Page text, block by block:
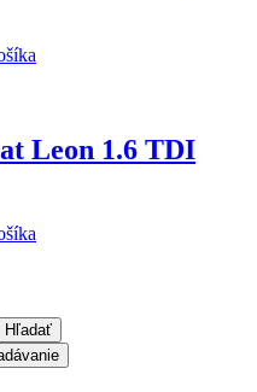
Leon 1.6 TDI
Hľadať